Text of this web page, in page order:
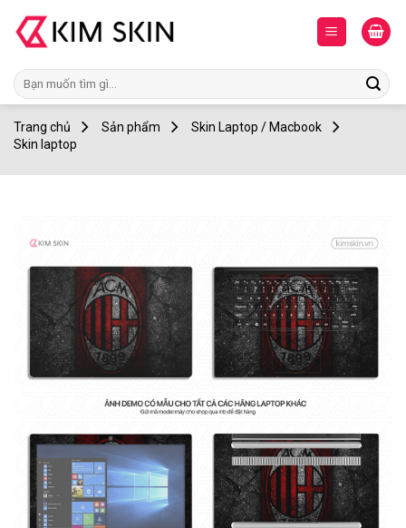
Skip
Tìm
kiếm:
Trang chủ Sản phẩm
Skin Laptop / Macbook
Skin laptop